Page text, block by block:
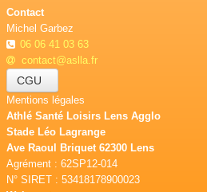
Contact
Michel Garbez
06 06 41 03 63
contact@aslla.fr
CGU
Mentions légales
Athlé Santé Loisirs Lens Agglo
Stade Léo Lagrange
Ave Raoul Briquet 62300 Lens
Agrément : 62SP12-014
N° SIRET : 53418178900023